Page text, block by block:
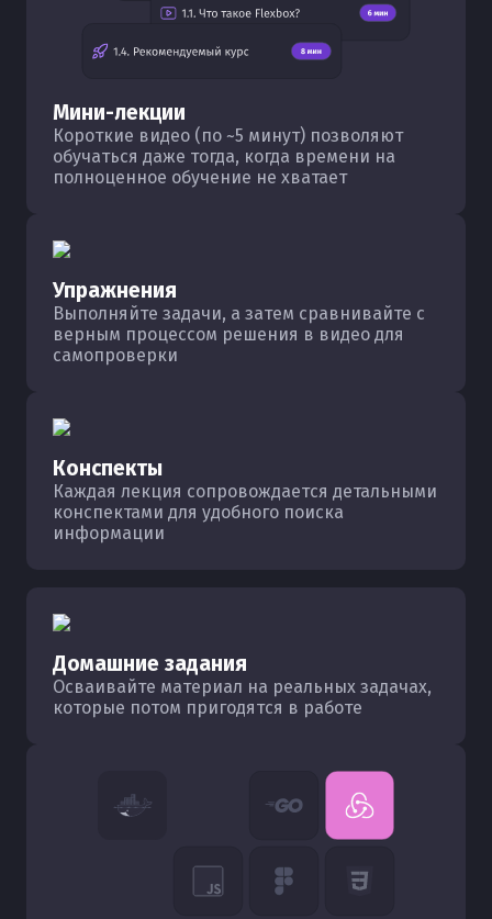
Мини-лекции
Короткие видео (по ~5 минут) позволяют
обучаться даже тогда, когда времени на
полноценное обучение не хватает
Упражнения
Выполняйте задачи, а затем сравнивайте с
верным процессом решения в видео для
самопроверки
Конспекты
Каждая лекция сопровождается детальными
конспектами для удобного поиска
информации
Домашние задания
Осваивайте материал на реальных задачах,
которые потом пригодятся в работе